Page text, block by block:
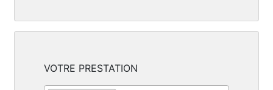
VOTRE PRESTATION